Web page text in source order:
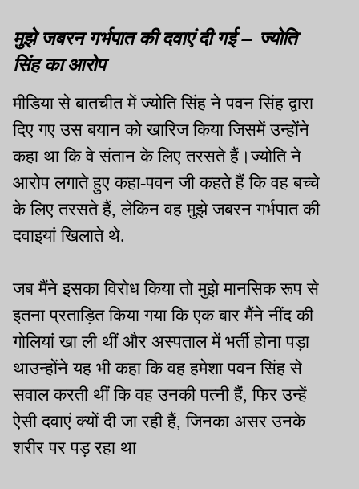
मुझे जबरन गर्भपात की दवाएं दी गई – ज्योति
सिंह का आरोप
मीडिया से बातचीत में ज्योति सिंह ने पवन सिंह द्वारा
दिए गए उस बयान को खारिज किया जिसमें उन्होंने
कहा था कि वे संतान के लिए तरसते हैं।ज्योति ने
आरोप लगाते हुए कहा-पवन जी कहते हैं कि वह बच्चे
के लिए तरसते हैं, लेकिन वह मुझे जबरन गर्भपात की
दवाइयां खिलाते थे.
जब मैंने इसका विरोध किया तो मुझे मानसिक रूप से
इतना प्रताड़ित किया गया कि एक बार मैंने नींद की
गोलियां खा ली थीं और अस्पताल में भर्ती होना पड़ा
थाउन्होंने यह भी कहा कि वह हमेशा पवन सिंह से
सवाल करती थीं कि वह उनकी पत्नी हैं, फिर उन्हें
ऐसी दवाएं क्यों दी जा रही हैं, जिनका असर उनके
शरीर पर पड़ रहा था